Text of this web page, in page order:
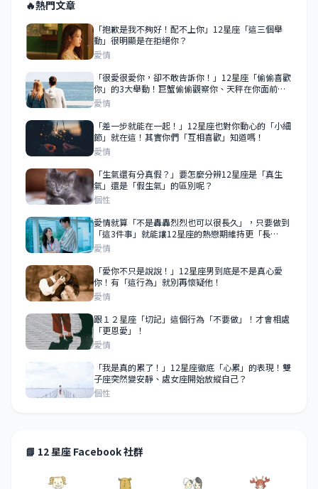
🔥熱門文章
「抱歉是我不夠好！配不上你」12星座「這三個舉
動」很明顯是在拒絕你？
愛情
「很愛很愛你，卻不敢告訴你！」12星座「偷偷喜歡
你」的3大舉動！巨蟹偷偷觀察你、天秤在你面前求
表現！
愛情
「差一步就能在一起！」12星座也對你動心的「小細
節」就在這！其實你們「互相喜歡」知道嗎！
愛情
「生氣還有分真假？」要怎麼分辨12星座是「真生
氣」還是「假生氣」的區別呢？
個性
愛情就算「不是轟轟烈烈也可以很長久」，只要做到
「這3件事」就能讓12星座的熱戀期維持更「長
久」！
愛情
「愛你不只是說說！」12星座男到底是不是真心愛
你！有「這行為」就別再懷疑他！
愛情
跟１２星座「切記」這個行為「不要做」！才會相處
「更恩愛」！
愛情
「我是真的累了！」12星座徹底「心累」的表現！雙
子座突然變安靜、處女座開始放縱自己？
個性
📘 12 星座 Facebook 社群